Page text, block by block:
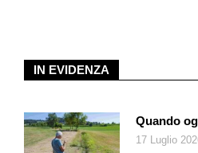
che non fossero parte integrante
Grande protagonista di questo
IN EVIDENZA
Quando
17 Luglio